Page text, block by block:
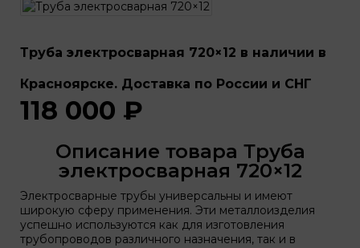
Труба электросварная 720×12 в наличии в
Красноярске. Доставка по России и СНГ
118 000 ₽
Описание товара Труба
электросварная 720×12
Электросварные трубы универсальны и имеют
широкую сферу применения. Эти металлоизделия
успешно используются как для изготовления
трубопроводов различного назначения, так и в